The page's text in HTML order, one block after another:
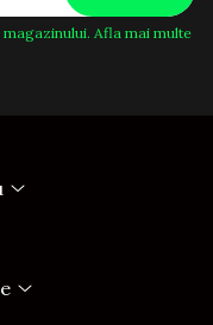
Afla mai multe